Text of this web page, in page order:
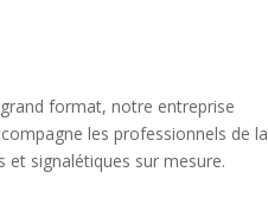
grand format, notre entreprise
les professionnels de la
et signalétiques sur mesure.